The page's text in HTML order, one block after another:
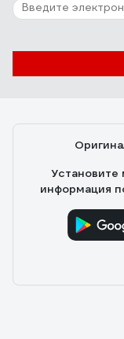
Установите
информация